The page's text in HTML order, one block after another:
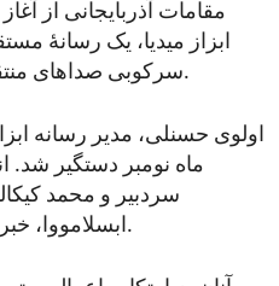
مقامات آذربایجانی از
ابزاز میدیا، یک رسانۀ
سرکوبی صداهای منتقد حکومت را شدت بخشیدند.
اولوی حسنلی، مدیر رسانه
ماه نومبر دستگیر شد.
سردبیر و محمد
ابسلامووا، خبرنگار این رسانه، توقیف شدند.